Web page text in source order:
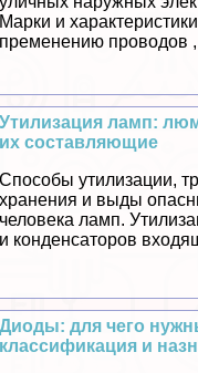
Марки и
пременению проводов
Утилизация ламп:
их составляющие
Способы утилизации,
хранения и выды
человека ламп.
и конденсаторов
Диоды: для чего
классификация и